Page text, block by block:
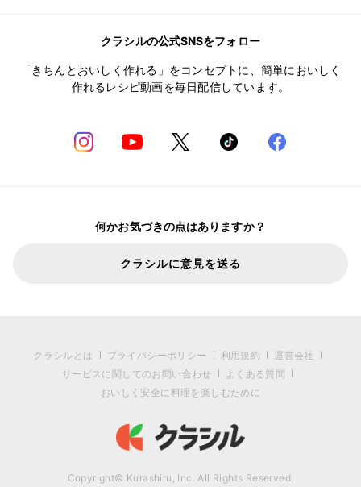
クラシルの公式SNSをフォロー
「きちんとおいしく作れる」をコンセプトに、簡単においしく
作れるレシピ動画を毎日配信しています。
何かお気づきの点はありますか？
クラシルに意見を送る
クラシルとは プライバシーポリシー 利用規約
運営会社
サービスに関してのお問い合わせ
よくある質問
おいしく安全に料理を楽しむために
Copyright© Kurashiru, Inc. All Rights Reserved.